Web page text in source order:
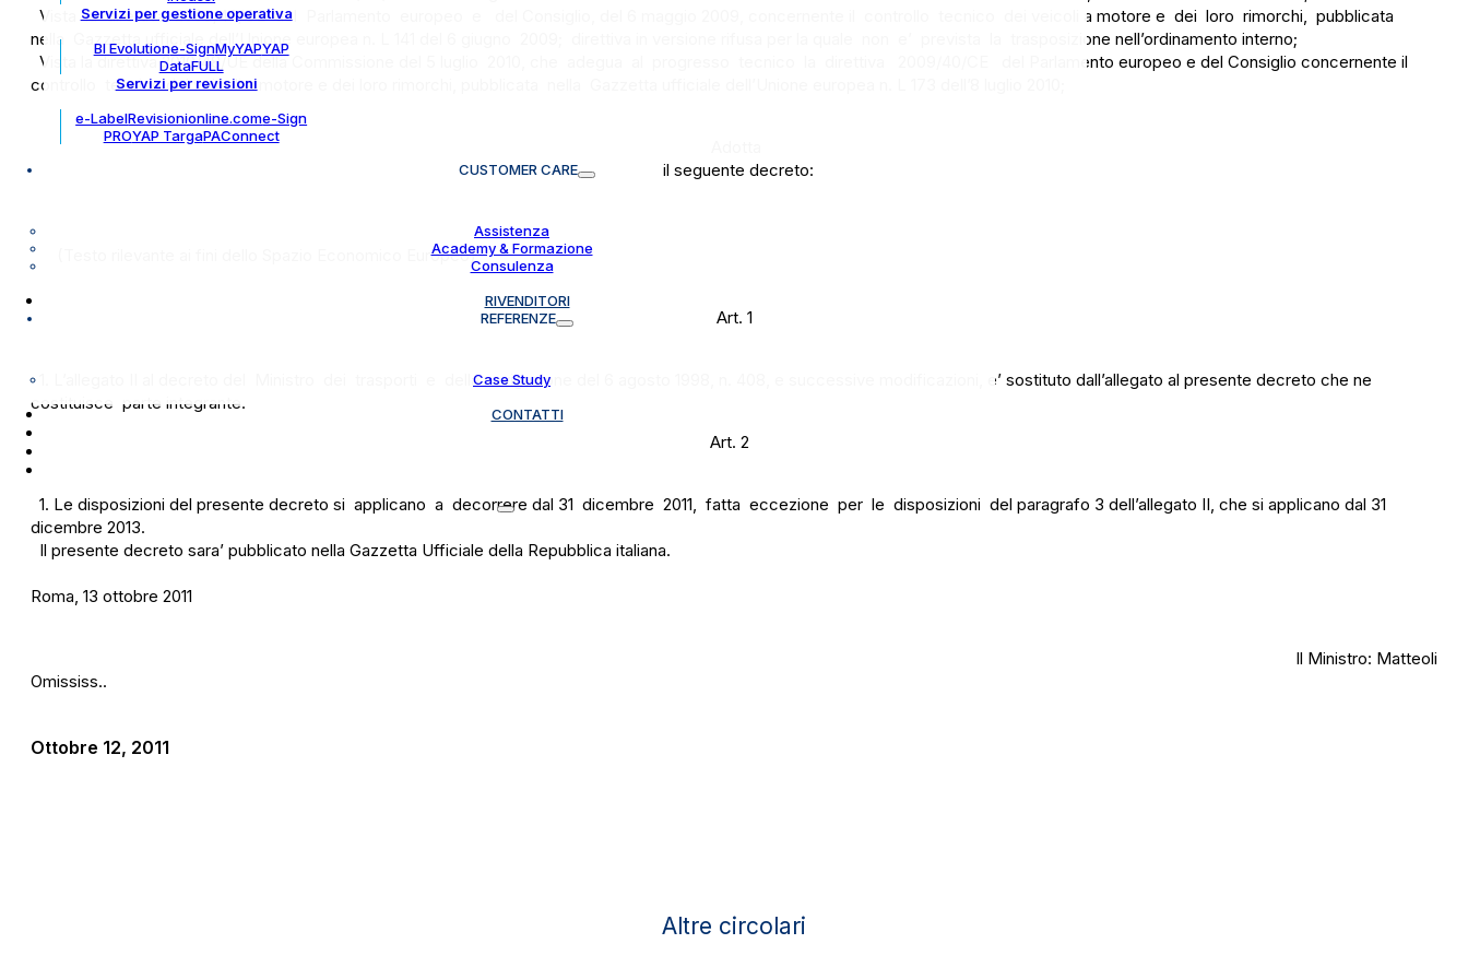
Servizi per gestione operativa
BI Evolutione-SignMyYAPYAP
DataFULL
Servizi per revisioni
e-LabelRevisionionline.come-Sign
PROYAP TargaPAConnect
CUSTOMER CARE
Assistenza
Academy & Formazione
Consulenza
RIVENDITORI
REFERENZE
Case Study
CONTATTI
Vista la direttiva 2009/40/CE del Parlamento europeo e del Consiglio, del 6 maggio 2009, concernente il controllo tecnico dei veicoli a motore e dei loro rimorchi, pubblicata
nella Gazzetta ufficiale dell’Unione europea n. L 141 del 6 giugno 2009; direttiva in versione rifusa per la quale non e’ prevista la trasposizione nell’ordinamento interno;
Vista la direttiva 2010/48/UE della Commissione del 5 luglio 2010, che adegua al progresso tecnico la direttiva 2009/40/CE del Parlamento europeo e del Consiglio concernente il
controllo tecnico dei veicoli a motore e dei loro rimorchi, pubblicata nella Gazzetta ufficiale dell’Unione europea n. L 173 dell’8 luglio 2010;
il seguente decreto:
(Testo rilevante ai fini dello Spazio Economico Europeo)
Art. 1
1. L’allegato II al decreto del Ministro dei trasporti e della navigazione del 6 agosto 1998, n. 408, e successive modificazioni, e’ sostituto dall’allegato al presente decreto che ne
costituisce parte integrante.
Art. 2
1. Le disposizioni del presente decreto si applicano a decorrere dal 31 dicembre 2011, fatta eccezione per le disposizioni del paragrafo 3 dell’allegato II, che si applicano dal 31
dicembre 2013.
Il presente decreto sara’ pubblicato nella Gazzetta Ufficiale della Repubblica italiana.
Roma, 13 ottobre 2011
Il Ministro: Matteoli
Omississ..
Ottobre 12, 2011
Altre circolari